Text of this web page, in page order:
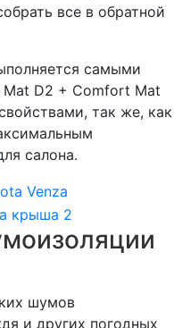
все в обратной
самыми
D2 + Comfort Mat
так же, как
салона.
шумов
и других погодных